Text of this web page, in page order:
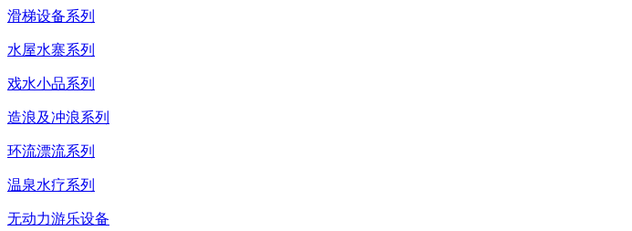
滑梯设备系列
水屋水寨系列
戏水小品系列
造浪及冲浪系列
环流漂流系列
温泉水疗系列
无动力游乐设备